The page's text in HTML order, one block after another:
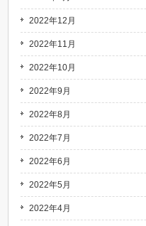
2022年12月
2022年11月
2022年10月
2022年9月
2022年8月
2022年7月
2022年6月
2022年5月
2022年4月